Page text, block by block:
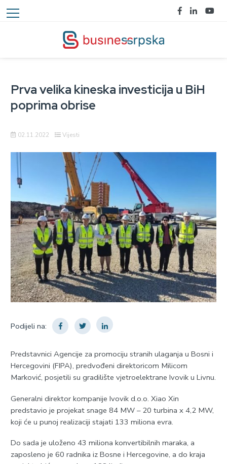
Prva velika kineska investicija u BiH
poprima obrise
02.11.2022 Vijesti
Podijeli na:
Predstavnici Agencije za promociju stranih ulaganja u Bosni i
Hercegovini (FIPA), predvođeni direktoricom Milicom
Marković, posjetili su gradilište vjetroelektrane Ivovik u Livnu.
Generalni direktor kompanije Ivovik d.o.o. Xiao Xin
predstavio je projekat snage 84 MW – 20 turbina x 4,2 MW,
koji će u punoj realizaciji stajati 133 miliona evra.
Do sada je uloženo 43 miliona konvertibilnih maraka, a
zaposleno je 60 radnika iz Bosne i Hercegovine, a do kraja